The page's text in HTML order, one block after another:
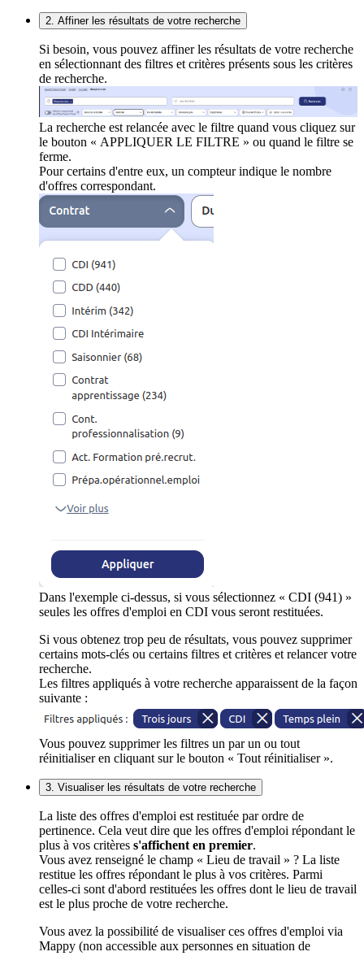
2. Affiner les résultats de votre recherche
Si besoin, vous pouvez affiner les résultats de votre recherche
en sélectionnant des filtres et critères présents sous les critères
de recherche.
La recherche est relancée avec le filtre quand vous cliquez sur
le bouton « APPLIQUER LE FILTRE » ou quand le filtre se
ferme.
Pour certains d'entre eux, un compteur indique le nombre
d'offres correspondant.
Dans l'exemple ci-dessus, si vous sélectionnez « CDI (941) »
seules les offres d'emploi en CDI vous seront restituées.
Si vous obtenez trop peu de résultats, vous pouvez supprimer
certains mots-clés ou certains filtres et critères et relancer votre
recherche.
Les filtres appliqués à votre recherche apparaissent de la façon
suivante :
Vous pouvez supprimer les filtres un par un ou tout
réinitialiser en cliquant sur le bouton « Tout réinitialiser ».
3. Visualiser les résultats de votre recherche
La liste des offres d'emploi est restituée par ordre de
pertinence. Cela veut dire que les offres d'emploi répondant le
plus à vos critères s'affichent en premier.
Vous avez renseigné le champ « Lieu de travail » ? La liste
restitue les offres répondant le plus à vos critères. Parmi
celles-ci sont d'abord restituées les offres dont le lieu de travail
est le plus proche de votre recherche.
Vous avez la possibilité de visualiser ces offres d'emploi via
Mappy (non accessible aux personnes en situation de